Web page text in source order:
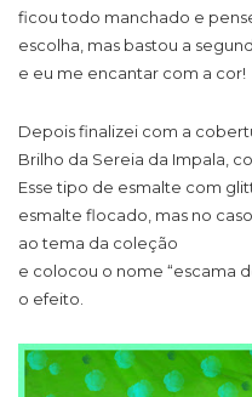
ficou todo manchado e
escolha, mas bastou a
e eu me encantar com a cor!
Depois finalizei com a
Brilho da Sereia da Impala,
Esse tipo de esmalte com
esmalte flocado, mas no
ao tema da coleção
e colocou o nome “escama
o efeito.